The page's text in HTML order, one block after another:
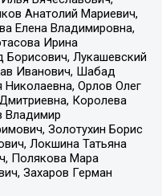
Анатолий Мариевич,
Елена Владимировна,
Ирина
Борисович, Лукашевский
Иванович, Шабад
Орлов Олег
Королева
Владимир
Золотухин Борис
Локшина Татьяна
Полякова Мара
Захаров Герман